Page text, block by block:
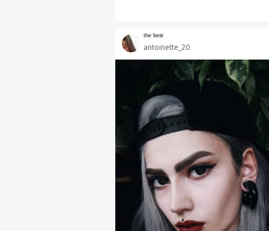
antoinette_20
ᵗʰᵉ ᵇᵉˢᵗ